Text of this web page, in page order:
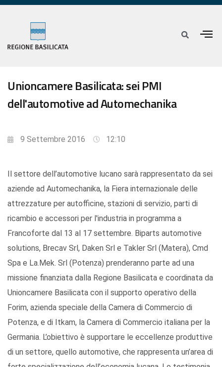
Unioncamere Basilicata: sei PMI
dell'automotive ad Automechanika
9 Settembre 2016 12:10
Il settore dell’automotive lucano sarà rappresentato da sei
aziende ad Automechanika, la Fiera internazionale delle
attrezzature per autofficine, stazioni di servizio, parti di
ricambio e accessori per l'industria in programma a
Francoforte dal 13 al 17 settembre. Biparts automotive
solutions, Brecav Srl, Daken Srl e Takler Srl (Matera), Cmd
Spa e La.Mek. Srl (Potenza) prenderanno parte ad una
missione finanziata dalla Regione Basilicata e coordinata da
Unioncamere Basilicata con il supporto operativo della
Forim, azienda speciale della Camera di Commercio di
Potenza, e di Itkam, la Camera di Commercio italiana per la
Germania. L’obiettivo è supportare le eccellenze produttive
di un settore, quello automotive, che rappresenta un’area di